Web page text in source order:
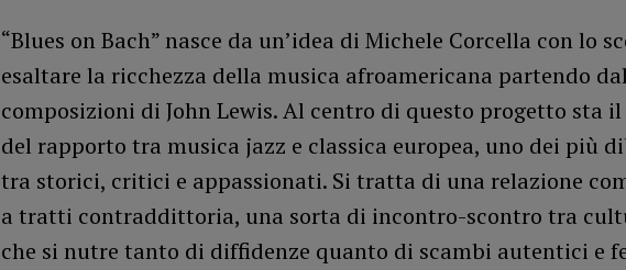
“Blues on Bach” nasce da un’idea di Michele Corcella con lo
esaltare la ricchezza della musica afroamericana partendo
composizioni di John Lewis. Al centro di questo progetto sta
del rapporto tra musica jazz e classica europea, uno dei più
tra storici, critici e appassionati. Si tratta di una relazione
a tratti contraddittoria, una sorta di incontro-scontro tra
che si nutre tanto di diffidenze quanto di scambi autentici e